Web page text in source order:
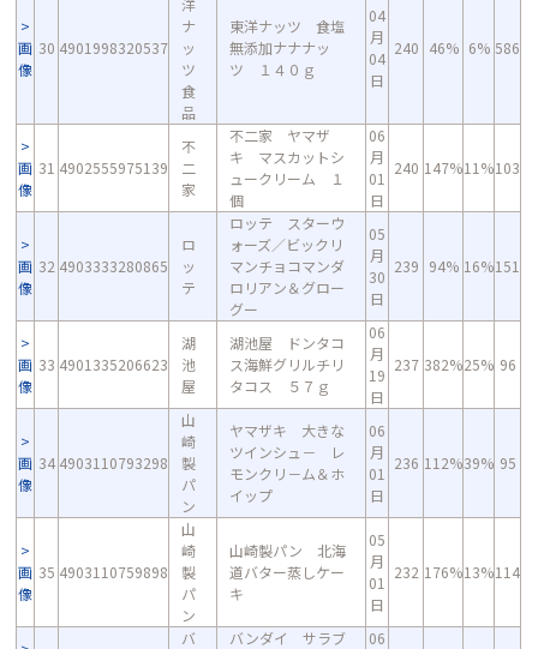
画
像
30 4901998320537
洋
ナ
ッ
ツ
食
品
東洋ナッツ 食塩
無添加ナナナッ
ツ １４０ｇ
04
月
04
日
240 46% 6% 586
画
像
31 4902555975139
不
二
家
不二家 ヤマザ
キ マスカットシ
ュークリーム １
個
06
月
01
日
240 147%11%103
画
像
32 4903333280865
ロ
ッ
テ
ロッテ スターウ
ォーズ／ビックリ
マンチョコマンダ
ロリアン＆グロー
グー
05
月
30
日
239 94% 16%151
画
像
33 4901335206623
湖
池
屋
湖池屋 ドンタコ
ス海鮮グリルチリ
タコス ５７ｇ
06
月
19
日
237 382%25% 96
画
像
34 4903110793298
山
崎
製
パ
ン
ヤマザキ 大きな
ツインシュ－ レ
モンクリ－ム＆ホ
イップ
06
月
01
日
236 112%39% 95
画
像
35 4903110759898
山
崎
製
パ
ン
山崎製パン 北海
道バター蒸しケー
キ
05
月
01
日
232 176%13%114
バ
バンダイ サラブ
06